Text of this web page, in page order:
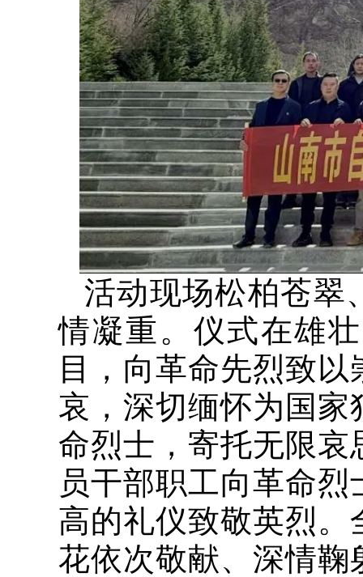
活动现场松柏苍翠
情凝重。仪式在雄
目，向革命先烈致
哀，深切缅怀为国
命烈士，寄托无限
员干部职工向革命
高的礼仪致敬英烈
花依次敬献、深情